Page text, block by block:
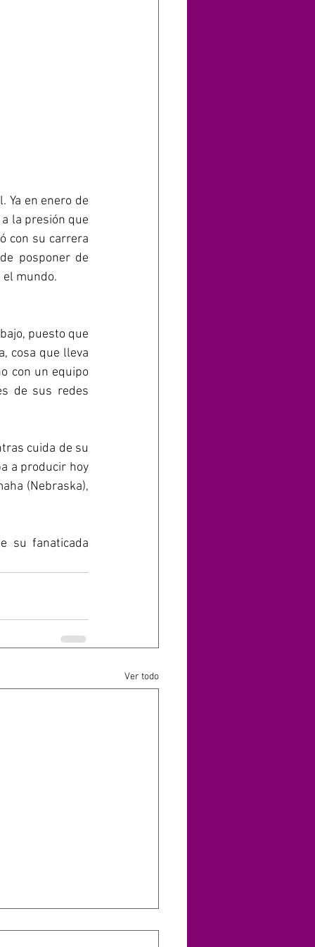
Ya en enero de
la presión que
con su carrera
posponer de
el mundo.
puesto que
cosa que lleva
con un equipo
de sus redes
cuida de su
a producir hoy
(Nebraska),
su fanaticada
Ver todo